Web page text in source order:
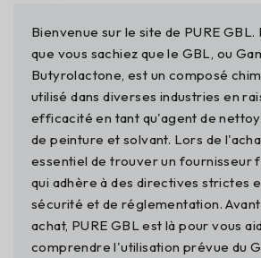
Bienvenue sur le site de PURE GBL.
que vous sachiez que le GBL, ou
Butyrolactone, est un composé
utilisé dans diverses industries en
efficacité en tant qu'agent de
de peinture et solvant. Lors de
essentiel de trouver un fournisseur
qui adhère à des directives strictes
sécurité et de réglementation.
achat, PURE GBL est là pour vous
comprendre l'utilisation prévue du